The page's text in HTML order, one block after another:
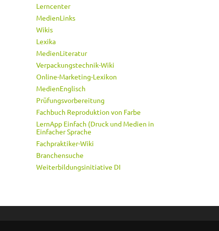
Lerncenter
MedienLinks
Wikis
Lexika
MedienLiteratur
Verpackungstechnik-Wiki
Online-Marketing-Lexikon
MedienEnglisch
Prüfungsvorbereitung
Fachbuch Reproduktion von Farbe
LernApp Einfach (Druck und Medien in
Einfacher Sprache
Fachpraktiker-Wiki
Branchensuche
Weiterbildungsinitiative DI